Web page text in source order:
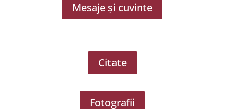
Mesaje și cuvinte
Citate
Fotografii